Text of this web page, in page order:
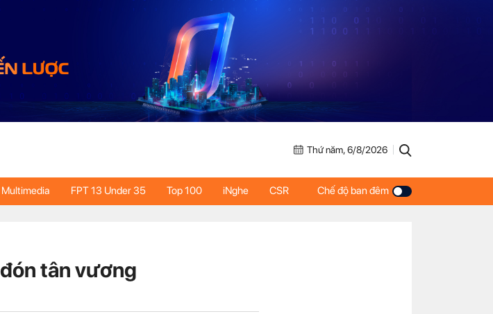
Thứ năm, 6/8/2026
Multimedia FPT 13 Under 35 Top 100 iNghe CSR Chế độ ban đêm
tân vương